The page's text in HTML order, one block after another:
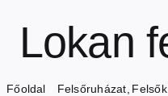
Lokan
Főoldal Felsőruházat Felsők